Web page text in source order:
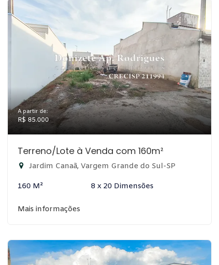
A partir de:
R$ 85.000
Terreno/Lote à Venda com 160m²
Jardim Canaã, Vargem Grande do Sul-SP
160 M² 8 x 20 Dimensões
Mais informações